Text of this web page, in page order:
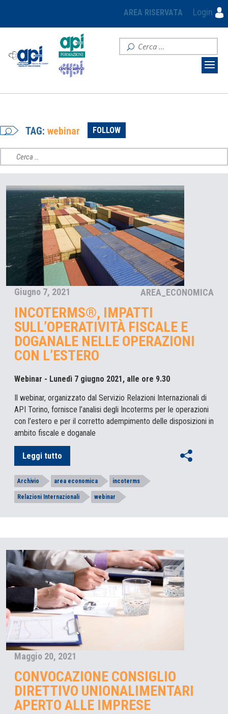
AREA RISERVATA Login
TAG: webinar FOLLOW
Giugno 7, 2021 AREA_ECONOMICA
INCOTERMS®, IMPATTI
SULL’OPERATIVITÀ FISCALE E
DOGANALE NELLE OPERAZIONI
CON L’ESTERO
Webinar - Lunedì 7 giugno 2021, alle ore 9.30
Il webinar, organizzato dal Servizio Relazioni Internazionali di
API Torino, fornisce l’analisi degli Incoterms per le operazioni
con l’estero e per il corretto adempimento delle disposizioni in
ambito fiscale e doganale
Leggi tutto
Archivio area economica incoterms
Relazioni Internazionali webinar
Maggio 20, 2021
CONVOCAZIONE CONSIGLIO
DIRETTIVO UNIONALIMENTARI
APERTO ALLE IMPRESE